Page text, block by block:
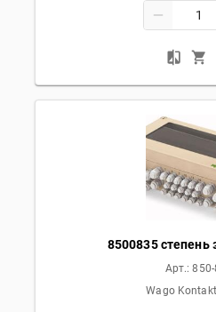
8500835
Арт.:
Wago